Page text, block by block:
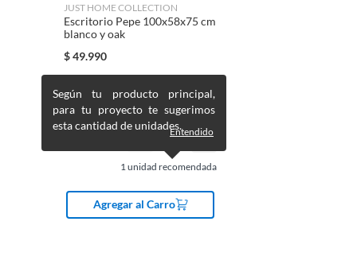
JUST HOME COLLECTION
Escritorio Pepe 100x58x75 cm
blanco y oak
$49.990
1 unidad recomendada
Según tu producto principal,
para tu proyecto te sugerimos
esta cantidad de unidades.Entendido
Agregar al Carro